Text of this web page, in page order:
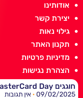
אודותינו
יצירת קשר
גילוי נאות
תקנון האתר
מדיניות פרטיות
הצהרת נגישות
חוגגים MasterCard Day!
09/02/2025 אין תגובות